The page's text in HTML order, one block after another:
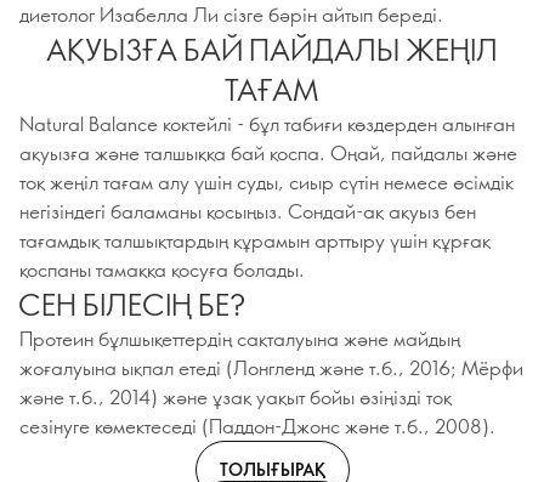
диетолог Изабелла Ли сізге бәрін айтып береді.
АҚУЫЗҒА БАЙ ПАЙДАЛЫ ЖЕҢІЛ
ТАҒАМ
Natural Balance коктейлі - бұл табиғи көздерден алынған
ақуызға және талшыққа бай қоспа. Оңай, пайдалы және
тоқ жеңіл тағам алу үшін суды, сиыр сүтін немесе өсімдік
негізіндегі баламаны қосыңыз. Сондай-ақ ақуыз бен
тағамдық талшықтардың құрамын арттыру үшін құрғақ
қоспаны тамаққа қосуға болады.
СЕН БІЛЕСІҢ БЕ?
Протеин бұлшықеттердің сақталуына және майдың
жоғалуына ықпал етеді (Лонгленд және т.б., 2016; Мёрфи
және т.б., 2014) және ұзақ уақыт бойы өзіңізді тоқ
сезінуге көмектеседі (Паддон-Джонс және т.б., 2008).
ТОЛЫҒЫРАҚ